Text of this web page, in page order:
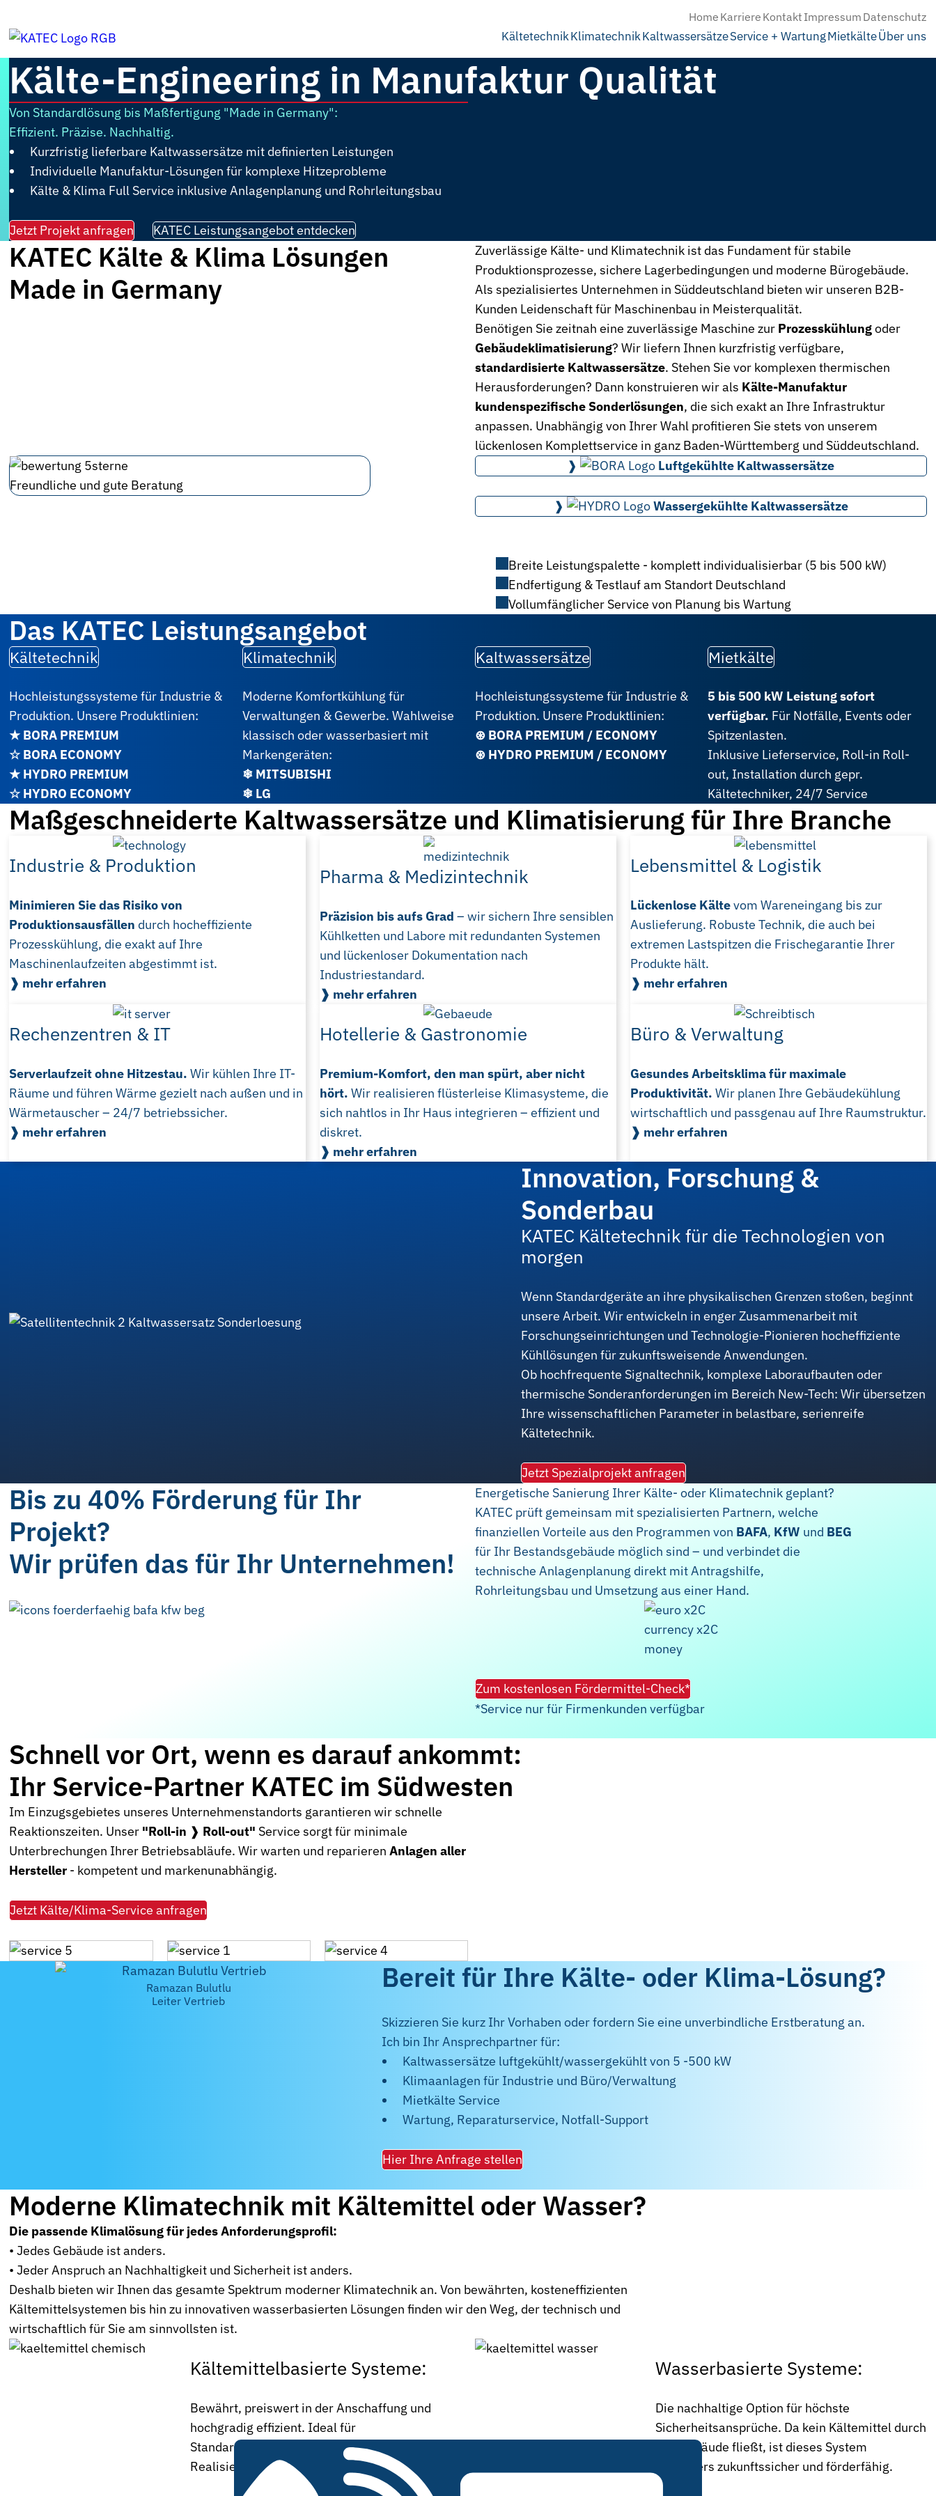
Home Karriere Kontakt Impressum Datenschutz
KältetechnikKlimatechnikKaltwassersätzeService + WartungMietkälteÜber uns
Kälte-Engineering in Manufaktur Qualität
Von Standardlösung bis Maßfertigung "Made in Germany":
Effizient. Präzise. Nachhaltig.
Kurzfristig lieferbare Kaltwassersätze mit definierten Leistungen
Individuelle Manufaktur-Lösungen für komplexe Hitzeprobleme
Kälte & Klima Full Service inklusive Anlagenplanung und Rohrleitungsbau
Jetzt Projekt anfragen KATEC Leistungsangebot entdecken
Freundliche und gute Beratung
Zuverlässige Kälte- und Klimatechnik ist das Fundament für stabile
Produktionsprozesse, sichere Lagerbedingungen und moderne Bürogebäude.
Als spezialisiertes Unternehmen in Süddeutschland bieten wir unseren B2B-
Kunden Leidenschaft für Maschinenbau in Meisterqualität.
Benötigen Sie zeitnah eine zuverlässige Maschine zur Prozesskühlungoder
Gebäudeklimatisierung? Wir liefern Ihnen kurzfristig verfügbare,
standardisierte Kaltwassersätze. Stehen Sie vor komplexen thermischen
Herausforderungen? Dann konstruieren wir als Kälte-Manufaktur
kundenspezifische Sonderlösungen, die sich exakt an Ihre Infrastruktur
anpassen. Unabhängig von Ihrer Wahl profitieren Sie stets von unserem
lückenlosen Komplettservice in ganz Baden-Württemberg und Süddeutschland.
❱
Luftgekühlte Kaltwassersätze
❱ Wassergekühlte Kaltwassersätze
Breite Leistungspalette - komplett individualisierbar (5 bis 500 kW)
Endfertigung & Testlauf am Standort Deutschland
Vollumfänglicher Service von Planung bis Wartung
KATEC Kälte & Klima Lösungen
Made in Germany
Das KATEC Leistungsangebot
Kältetechnik
Hochleistungssysteme für Industrie &
Produktion. Unsere Produktlinien:
★ BORA PREMIUM
☆ BORA ECONOMY
★ HYDRO PREMIUM
☆ HYDRO ECONOMY
Klimatechnik
Moderne Komfortkühlung für
Verwaltungen & Gewerbe. Wahlweise
klassisch oder wasserbasiert mit
Markengeräten:
❄ MITSUBISHI
❄ LG
Kaltwassersätze
Hochleistungssysteme für Industrie &
Produktion. Unsere Produktlinien:
⊛ BORA PREMIUM / ECONOMY
⊛ HYDRO PREMIUM / ECONOMY
Mietkälte
5 bis 500 kW Leistung sofort
verfügbar. Für Notfälle, Events oder
Spitzenlasten.
Inklusive Lieferservice, Roll-in Roll-
out, Installation durch gepr.
Kältetechniker, 24/7 Service
Maßgeschneiderte Kaltwassersätze und Klimatisierung für Ihre Branche
Industrie & Produktion
Minimieren Sie das Risiko von
Produktionsausfällen durch hocheffiziente
Prozesskühlung, die exakt auf Ihre
Maschinenlaufzeiten abgestimmt ist.
❱ mehr erfahren
Pharma & Medizintechnik
Präzision bis aufs Grad – wir sichern Ihre sensiblen
Kühlketten und Labore mit redundanten Systemen
und lückenloser Dokumentation nach
Industriestandard.
❱ mehr erfahren
Lebensmittel & Logistik
Lückenlose Kältevom Wareneingang bis zur
Auslieferung. Robuste Technik, die auch bei
extremen Lastspitzen die Frischegarantie Ihrer
Produkte hält.
❱ mehr erfahren
Rechenzentren & IT
Serverlaufzeit ohne Hitzestau.Wir kühlen Ihre IT-
Räume und führen Wärme gezielt nach außen und in
Wärmetauscher – 24/7 betriebssicher.
❱ mehr erfahren
Hotellerie & Gastronomie
Premium-Komfort, den man spürt, aber nicht
hört.Wir realisieren flüsterleise Klimasysteme, die
sich nahtlos in Ihr Haus integrieren – effizient und
diskret.
❱ mehr erfahren
Büro & Verwaltung
Gesundes Arbeitsklima für maximale
Produktivität. Wir planen Ihre Gebäudekühlung
wirtschaftlich und passgenau auf Ihre Raumstruktur.
❱ mehr erfahren
Innovation, Forschung &
Sonderbau
KATEC Kältetechnik für die Technologien von
morgen
Wenn Standardgeräte an ihre physikalischen Grenzen stoßen, beginnt
unsere Arbeit. Wir entwickeln in enger Zusammenarbeit mit
Forschungseinrichtungen und Technologie-Pionieren hocheffiziente
Kühllösungen für zukunftsweisende Anwendungen.
Ob hochfrequente Signaltechnik, komplexe Laboraufbauten oder
thermische Sonderanforderungen im Bereich New-Tech: Wir übersetzen
Ihre wissenschaftlichen Parameter in belastbare, serienreife
Kältetechnik.
Jetzt Spezialprojekt anfragen
Energetische Sanierung Ihrer Kälte- oder Klimatechnik geplant?
KATEC prüft gemeinsam mit spezialisierten Partnern, welche
finanziellen Vorteile aus den Programmen von BAFA, KfW und BEG
für Ihr Bestandsgebäude möglich sind – und verbindet die
technische Anlagenplanung direkt mit Antragshilfe,
Rohrleitungsbau und Umsetzung aus einer Hand.
Zum kostenlosen Fördermittel-Check*
*Service nur für Firmenkunden verfügbar
Bis zu 40% Förderung für Ihr
Projekt?
Wir prüfen das für Ihr Unternehmen!
Schnell vor Ort, wenn es darauf ankommt:
Ihr Service-Partner KATEC im Südwesten
Im Einzugsgebietes unseres Unternehmenstandorts garantieren wir schnelle
Reaktionszeiten. Unser "Roll-in ❱ Roll-out" Service sorgt für minimale
Unterbrechungen Ihrer Betriebsabläufe. Wir warten und reparierenAnlagen aller
Hersteller - kompetent und markenunabhängig.
Jetzt Kälte/Klima-Service anfragen
Ramazan Bulutlu
Leiter Vertrieb
Bereit für Ihre Kälte- oder Klima-Lösung?
Skizzieren Sie kurz Ihr Vorhaben oder fordern Sie eine unverbindliche Erstberatung an.
Ich bin Ihr Ansprechpartner für:
Kaltwassersätze luftgekühlt/wassergekühlt von 5 -500 kW
Klimaanlagen für Industrie und Büro/Verwaltung
Mietkälte Service
Wartung, Reparaturservice, Notfall-Support
Hier Ihre Anfrage stellen
Moderne Klimatechnik mit Kältemittel oder Wasser?
Die passende Klimalösung für jedes Anforderungsprofil:
• Jedes Gebäude ist anders.
• Jeder Anspruch an Nachhaltigkeit und Sicherheit ist anders.
Deshalb bieten wir Ihnen das gesamte Spektrum moderner Klimatechnik an. Von bewährten, kosteneffizienten
Kältemittelsystemen bis hin zu innovativen wasserbasierten Lösungen finden wir den Weg, der technisch und
wirtschaftlich für Sie am sinnvollsten ist.
Kältemittelbasierte Systeme:
Bewährt, preiswert in der Anschaffung und
hochgradig effizient. Ideal für
Standardanwendungen und schnelle
Realisierungen.
Wasserbasierte Systeme:
Die nachhaltige Option für höchste
Sicherheitsansprüche. Da kein Kältemittel durch
das Gebäude fließt, ist dieses System
besonders zukunftssicher und förderfähig.